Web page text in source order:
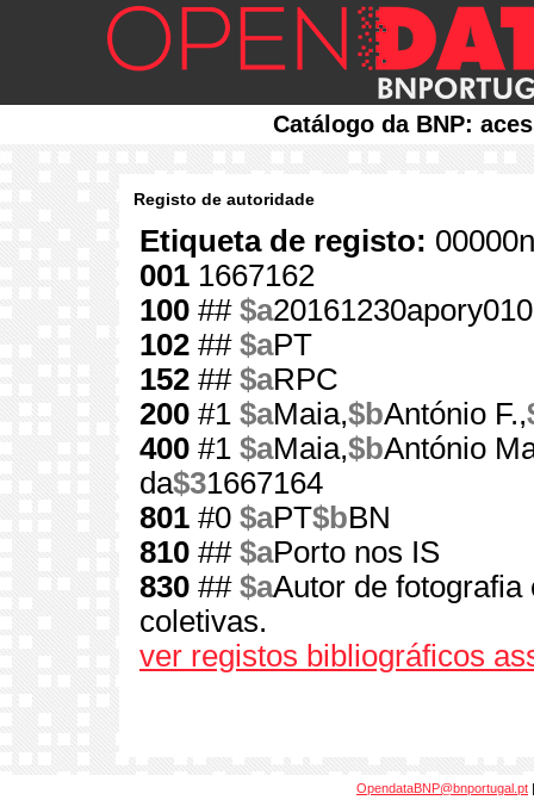
Catálogo da BNP:
Registo de autoridade
Etiqueta de registo:
001 1667162
100 ## $a
102 ## $aPT
152 ## $aRPC
200 #1 $aMaia,$bAntónio F.,
400 #1 $aMaia,$bAntónio
da$31667164
801 #0 $aPT$bBN
810 ## $aPorto nos IS
830 ## $aAutor de
coletivas.
ver registos bibliográficos
OpendataBNP@bnportugal.pt